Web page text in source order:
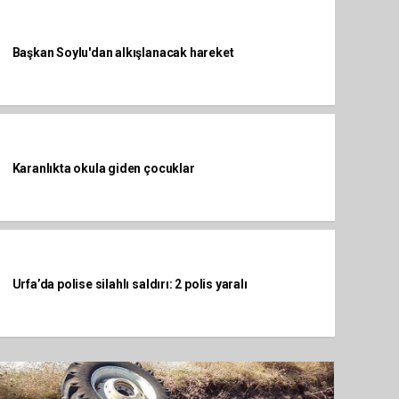
Başkan Soylu'dan alkışlanacak hareket
Karanlıkta okula giden çocuklar
Urfa’da polise silahlı saldırı: 2 polis yaralı